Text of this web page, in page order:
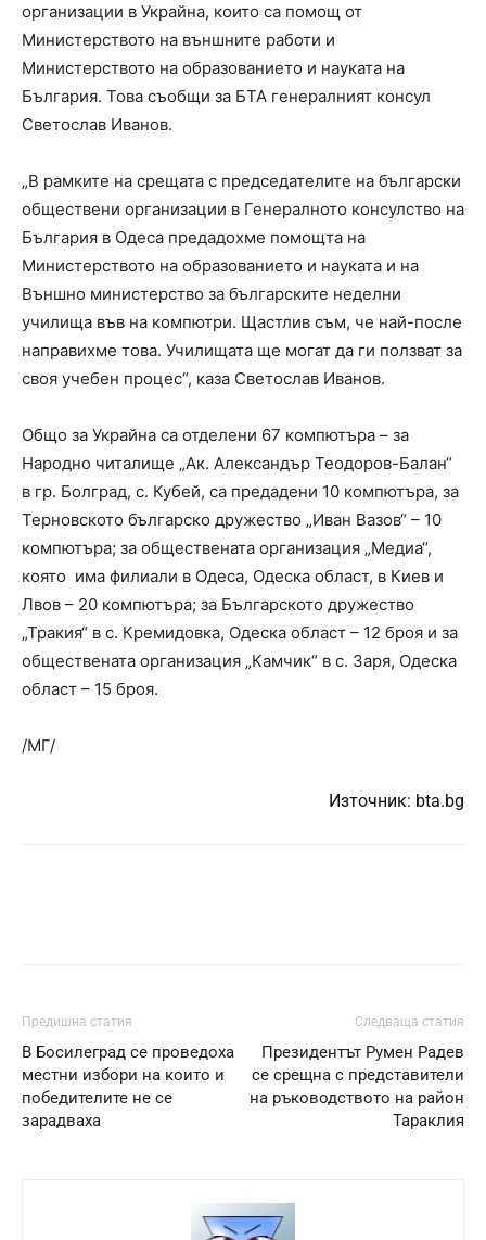
организации в Украйна, които са помощ от
Министерството на външните работи и
Министерството на образованието и науката на
България. Това съобщи за БТА генералният консул
Светослав Иванов.
„В рамките на срещата с председателите на български
обществени организации в Генералното консулство на
България в Одеса предадохме помощта на
Министерството на образованието и науката и на
Външно министерство за българските неделни
училища във на компютри. Щастлив съм, че най-после
направихме това. Училищата ще могат да ги ползват за
своя учебен процес“, каза Светослав Иванов.
Общо за Украйна са отделени 67 компютъра – за
Народно читалище „Ак. Александър Теодоров-Балан“
в гр. Болград, с. Кубей, са предадени 10 компютъра, за
Терновското българско дружество „Иван Вазов“ – 10
компютъра; за обществената организация „Медиа“,
която има филиали в Одеса, Одеска област, в Киев и
Лвов – 20 компютъра; за Българското дружество
„Тракия“ в с. Кремидовка, Одеска област – 12 броя и за
обществената организация „Камчик“ в с. Заря, Одеска
област – 15 броя.
/МГ/
Източник: bta.bg
Предишна статия
В Босилеград се проведоха
местни избори на които и
победителите не се
зарадваха
Следваща статия
Президентът Румен Радев
се срещна с представители
на ръководството на район
Тараклия